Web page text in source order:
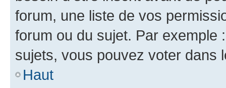
forum, une liste de vos
forum ou du sujet. Par exemple
sujets, vous pouvez voter dans
Haut